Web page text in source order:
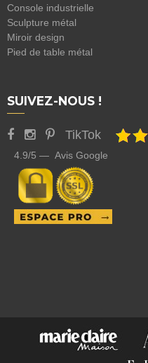
Console industrielle
Sculpture métal
Miroir design
Pied de table métal
SUIVEZ-NOUS !
TikTok
4.9/5 — Avis Google